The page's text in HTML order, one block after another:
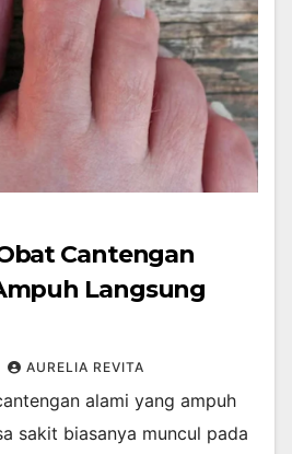
Cantengan
Langsung
AURELIA REVITA
alami yang ampuh
sakit biasanya muncul pada